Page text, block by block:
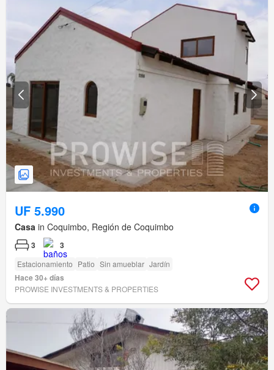
UF 5.990
Casa in Coquimbo, Región de Coquimbo
3 3
Estacionamiento Patio Sin amueblar Jardín
Hace 30+ días
PROWISE INVESTMENTS & PROPERTIES